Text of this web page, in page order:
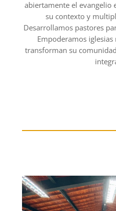
abiertamente el evangelio
su contexto y
Desarrollamos pastores
Empoderamos
transforman su